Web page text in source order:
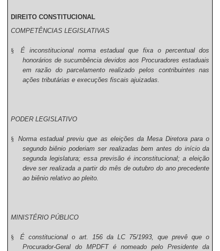
DIREITO CONSTITUCIONAL
COMPETÊNCIAS LEGISLATIVAS
§
É inconstitucional norma estadual que fixa o percentual dos
honorários de sucumbência devidos aos Procuradores estaduais
em razão do parcelamento realizado pelos contribuintes nas
ações tributárias e execuções fiscais ajuizadas.
PODER LEGISLATIVO
§ Norma estadual previu que as eleições da Mesa Diretora para o
segundo biênio poderiam ser realizadas bem antes do início da
segunda legislatura; essa previsão é inconstitucional; a eleição
deve ser realizada a partir do mês de outubro do ano precedente
ao biênio relativo ao pleito.
MINISTÉRIO PÚBLICO
§
É constitucional o art. 156 da LC 75/1993, que prevê que o
Procurador-Geral do MPDFT é nomeado pelo Presidente da